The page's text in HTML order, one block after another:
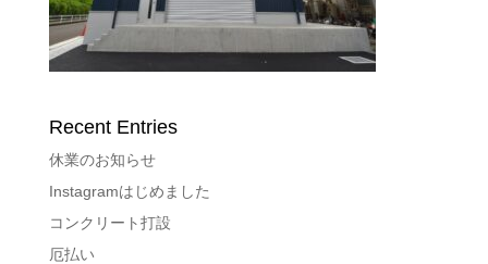
Recent Entries
休業のお知らせ
Instagramはじめました
コンクリート打設
厄払い